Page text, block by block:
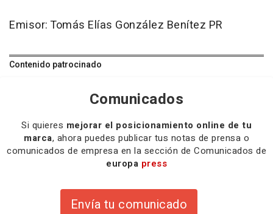
Emisor: Tomás Elías González Benítez PR
Contenido patrocinado
Comunicados
Si quieres mejorar el posicionamiento online de tu
marca, ahora puedes publicar tus notas de prensa o
comunicados de empresa en la sección de Comunicados de
europa press
Envía tu comunicado